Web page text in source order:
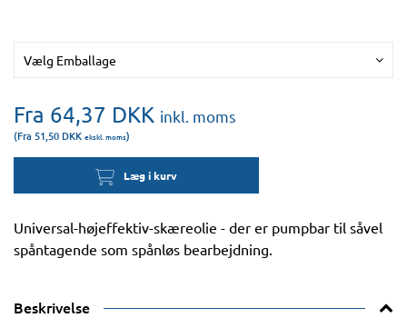
Vælg Emballage
Fra 64,37 DKK inkl. moms
(Fra 51,50 DKK ekskl. moms)
Læg i kurv
Universal-højeffektiv-skæreolie - der er pumpbar til såvel
spåntagende som spånløs bearbejdning.
Beskrivelse